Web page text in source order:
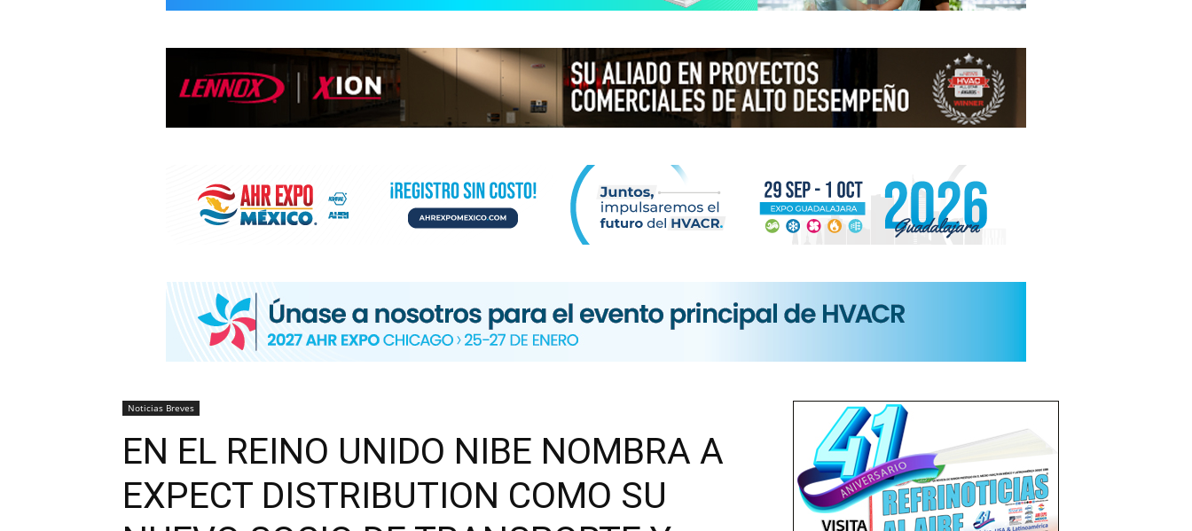
INFORMACIÓN
HVAC/R
DE
Noticias Breves
EN EL REINO UNIDO NIBE NOMBRA A
EXPECT DISTRIBUTION COMO SU